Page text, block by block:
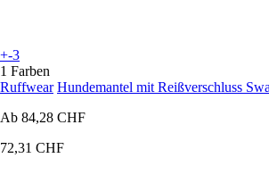
+-3
1 Farben
Ruffwear Hundemantel mit Reißverschluss
Ab 84,28 CHF
72,31 CHF